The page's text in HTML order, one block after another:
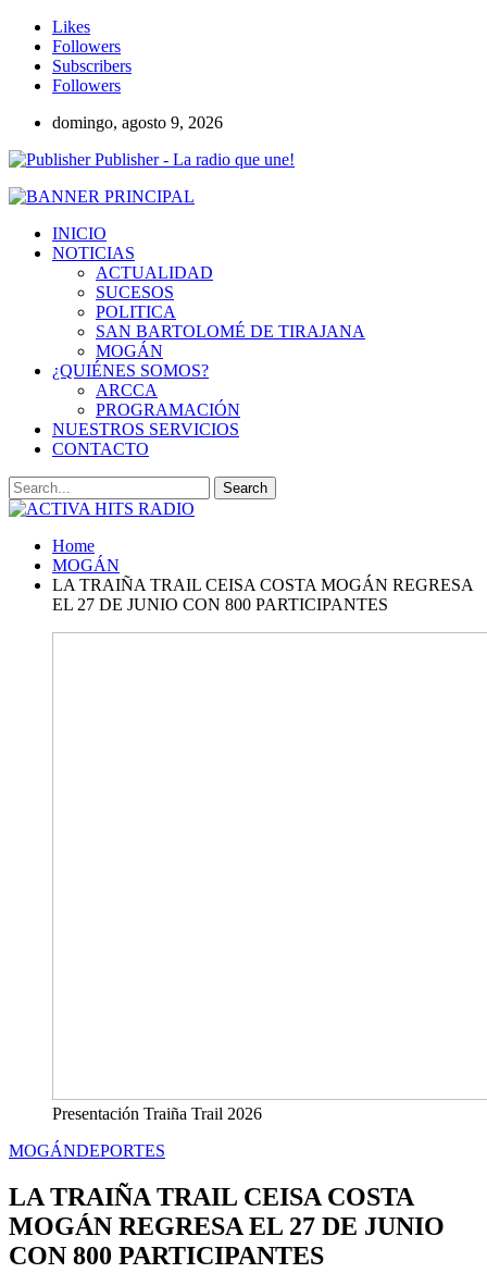
Likes
Followers
Subscribers
Followers
domingo, agosto 9, 2026
Publisher - La radio que une!
INICIO
NOTICIAS
ACTUALIDAD
SUCESOS
POLITICA
SAN BARTOLOMÉ DE TIRAJANA
MOGÁN
¿QUIÉNES SOMOS?
ARCCA
PROGRAMACIÓN
NUESTROS SERVICIOS
CONTACTO
Home
MOGÁN
LA TRAIÑA TRAIL CEISA COSTA MOGÁN REGRESA
EL 27 DE JUNIO CON 800 PARTICIPANTES
Presentación Traiña Trail 2026
MOGÁNDEPORTES
LA TRAIÑA TRAIL CEISA COSTA
MOGÁN REGRESA EL 27 DE JUNIO
CON 800 PARTICIPANTES